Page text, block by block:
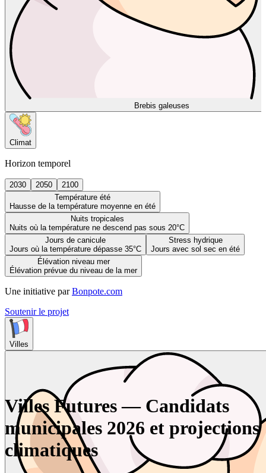
Brebis galeuses
Climat
Horizon temporel
2030 2050
2100
Température été
Hausse de la température moyenne en été
Nuits tropicales
Nuits où la température ne descend pas sous 20°C
Jours de canicule
Jours où la température dépasse 35°C
Stress hydrique
Jours avec sol sec en été
Élévation niveau mer
Élévation prévue du niveau de la mer
Une initiative par Bonpote.com
Soutenir le projet
Villes
Villes Futures — Candidats
municipales 2026 et projections
climatiques